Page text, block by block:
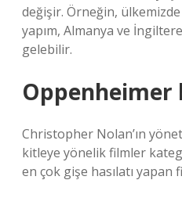
değişir. Örneğin, ülkemizde
yapım, Almanya ve
gelebilir.
Oppenheimer
Christopher Nolan’ın
kitleye yönelik filmler
en çok gişe hasılatı